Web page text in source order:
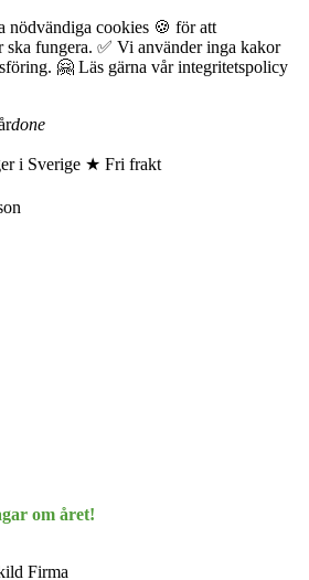
nödvändiga cookies 🍪 för att
ska fungera. ✅ Vi använder inga kakor
🤗 Läs gärna vår integritetspolicy
done
i Sverige ★ Fri frakt
om året!
Firma